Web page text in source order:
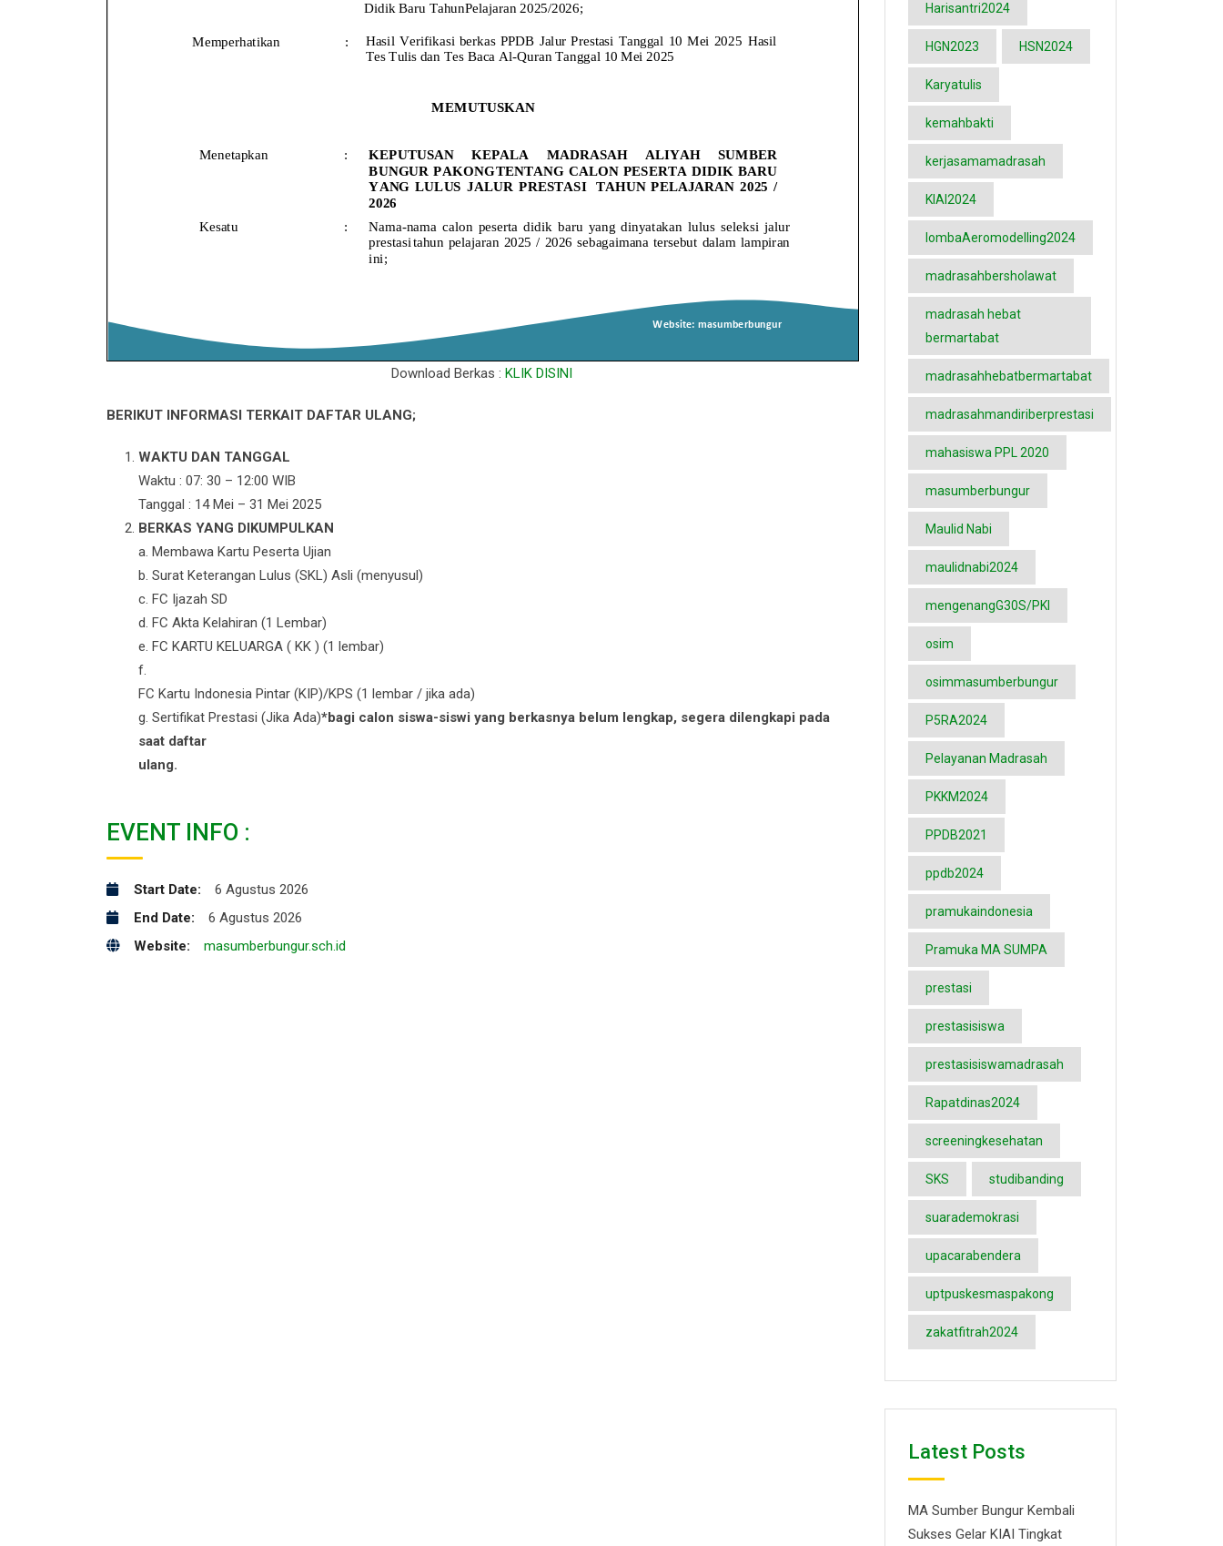
Download Berkas : KLIK DISINI
BERIKUT INFORMASI TERKAIT DAFTAR ULANG;
WAKTU DAN TANGGAL
Waktu : 07: 30 – 12:00 WIB
Tanggal : 14 Mei – 31 Mei 2025
BERKAS YANG DIKUMPULKAN
a. Membawa Kartu Peserta Ujian
b. Surat Keterangan Lulus (SKL) Asli (menyusul)
c. FC Ijazah SD
d. FC Akta Kelahiran (1 Lembar)
e. FC KARTU KELUARGA ( KK ) (1 lembar)
f.
FC Kartu Indonesia Pintar (KIP)/KPS (1 lembar / jika ada)
g. Sertifikat Prestasi (Jika Ada)*bagi calon siswa-siswi yang berkasnya belum lengkap, segera dilengkapi pada
saat daftar
ulang.
EVENT INFO :
Start Date:
6 Agustus 2026
End Date:
6 Agustus 2026
Website:
masumberbungur.sch.id
Harisantri2024
HGN2023 HSN2024
Karyatulis
kemahbakti
kerjasamamadrasah
KIAI2024
lombaAeromodelling2024
madrasahbersholawat
madrasah hebat
bermartabat
madrasahhebatbermartabat
madrasahmandiriberprestasi
mahasiswa PPL 2020
masumberbungur
Maulid Nabi
maulidnabi2024
mengenangG30S/PKI
osim
osimmasumberbungur
P5RA2024
Pelayanan Madrasah
PKKM2024
PPDB2021
ppdb2024
pramukaindonesia
Pramuka MA SUMPA
prestasi
prestasisiswa
prestasisiswamadrasah
Rapatdinas2024
screeningkesehatan
SKS studibanding
suarademokrasi
upacarabendera
uptpuskesmaspakong
zakatfitrah2024
Latest Posts
MA Sumber Bungur Kembali
Sukses Gelar KIAI Tingkat